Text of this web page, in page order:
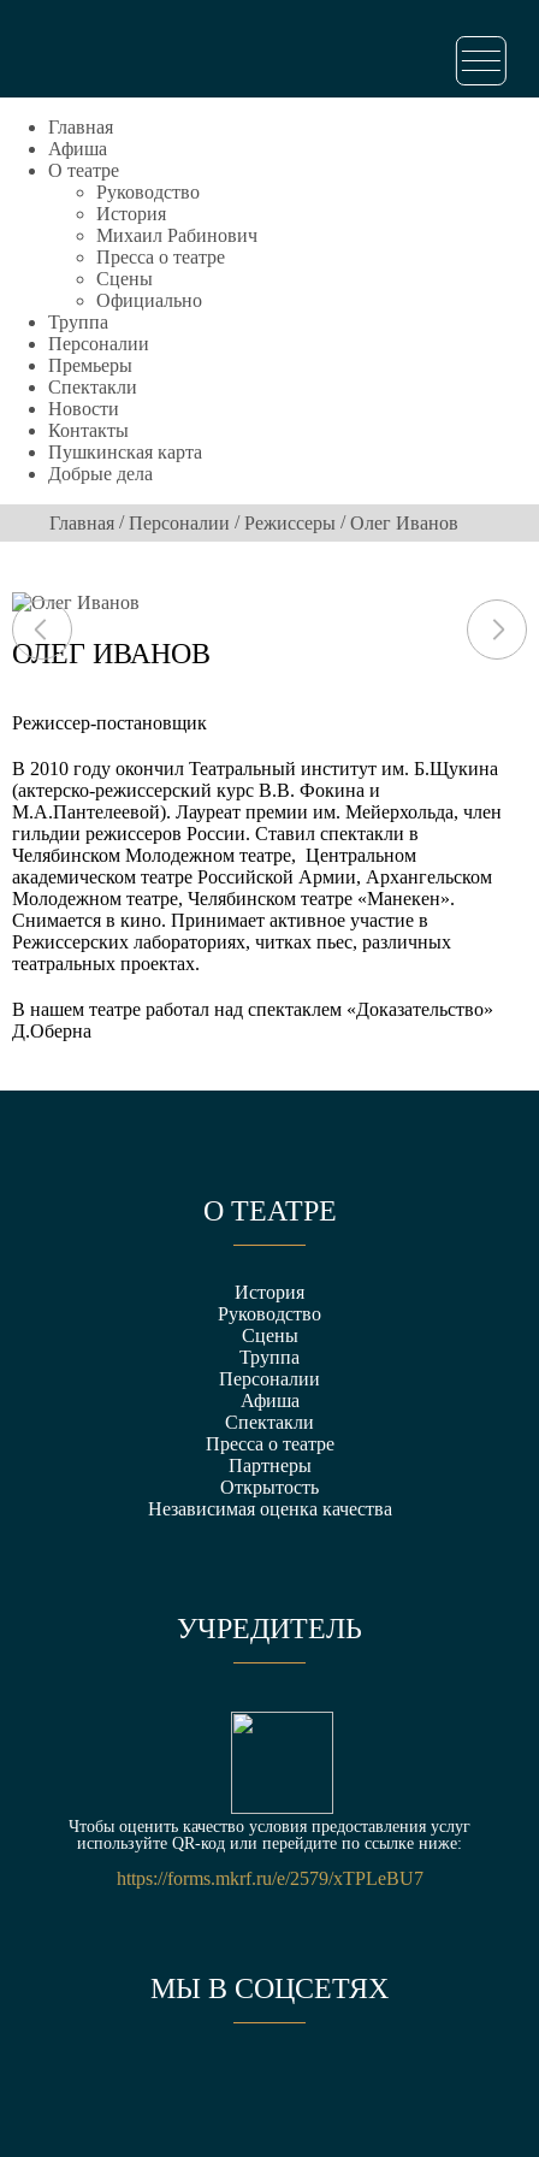
Главная
Афиша
О театре
Руководство
История
Михаил Рабинович
Пресса о театре
Сцены
Официально
Труппа
Персоналии
Премьеры
Спектакли
Новости
Контакты
Пушкинская карта
Добрые дела
Главная /Персоналии /Режиссеры /Олег Иванов
ОЛЕГ ИВАНОВ
Режиссер-постановщик
В 2010 году окончил Театральный институт им. Б.Щукина
(актерско-режиссерский курс В.В. Фокина и
М.А.Пантелеевой). Лауреат премии им. Мейерхольда, член
гильдии режиссеров России. Ставил спектакли в
Челябинском Молодежном театре, Центральном
академическом театре Российской Армии, Архангельском
Молодежном театре, Челябинском театре «Манекен».
Снимается в кино. Принимает активное участие в
Режиссерских лабораториях, читках пьес, различных
театральных проектах.
В нашем театре работал над спектаклем «Доказательство»
Д.Оберна
О ТЕАТРЕ
История
Руководство
Сцены
Труппа
Персоналии
Афиша
Спектакли
Пресса о театре
Партнеры
Открытость
Независимая оценка качества
УЧРЕДИТЕЛЬ
Чтобы оценить качество условия предоставления услуг
используйте QR-код или перейдите по ссылке ниже:
https://forms.mkrf.ru/e/2579/xTPLeBU7
МЫ В СОЦСЕТЯХ